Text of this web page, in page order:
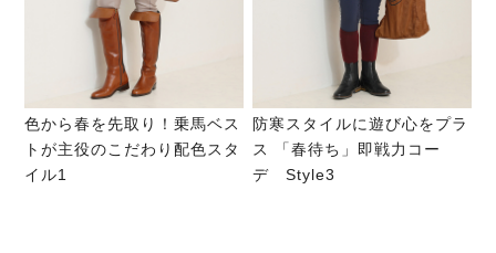
色から春を先取り！乗馬ベス
トが主役のこだわり配色スタ
イル1
防寒スタイルに遊び心をプラ
ス 「春待ち」即戦力コー
デ Style3